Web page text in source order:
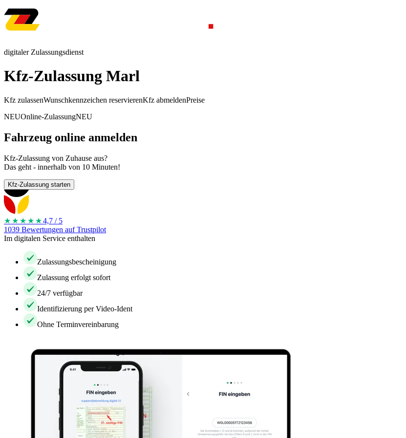
digitaler Zulassungsdienst
Kfz-Zulassung Marl
Kfz zulassenWunschkennzeichen reservierenKfz abmeldenPreise
NEUOnline-ZulassungNEU
Fahrzeug online anmelden
Kfz-Zulassung von Zuhause aus?
Das geht - innerhalb von 10 Minuten!
Kfz-Zulassung starten
★★★★ ★4,7 / 5
1039 Bewertungen auf Trustpilot
Im digitalen Service enthalten
Zulassungsbescheinigung
Zulassung erfolgt sofort
24/7 verfügbar
Identifizierung per Video-Ident
Ohne Terminvereinbarung